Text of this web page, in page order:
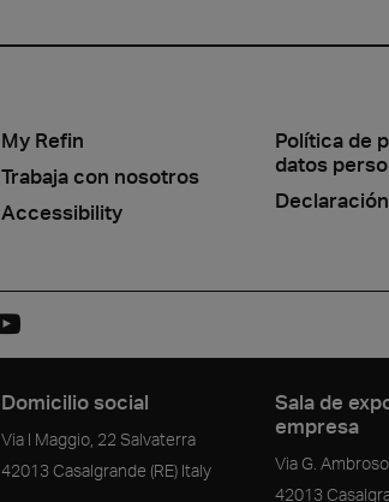
My Refin
Trabaja con nosotros
Accessibility
Política de
datos
Domicilio social
Via I Maggio, 22 Salvaterra
42013 Casalgrande (RE) Italy
Sala de
empresa
Via G.
42013